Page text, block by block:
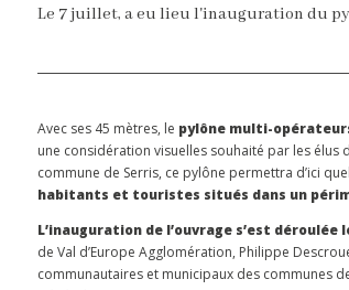
Le 7 juillet, a eu lieu l'inauguration du
Avec ses 45 mètres, le pylône multi-
une considération visuelles souhaité par les élus
commune de Serris, ce pylône permettra d’ici
habitants et touristes situés dans un
L’inauguration de l’ouvrage s’est déroulée
de Val d’Europe Agglomération, Philippe
communautaires et municipaux des communes